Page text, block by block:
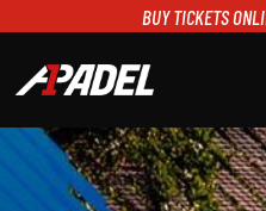
BUY TICKETS